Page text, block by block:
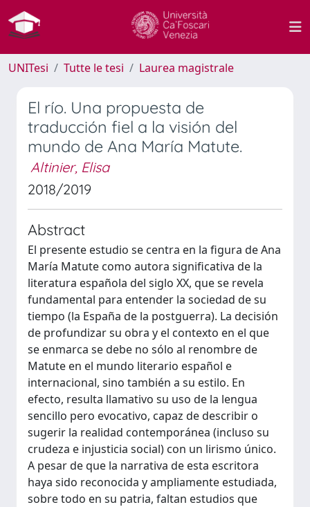
UNITesi Tutte le tesi Laurea magistrale
El río. Una propuesta de
traducción fiel a la visión del
mundo de Ana María Matute.
Altinier, Elisa
2018/2019
Abstract
El presente estudio se centra en la figura de Ana
María Matute como autora significativa de la
literatura española del siglo XX, que se revela
fundamental para entender la sociedad de su
tiempo (la España de la postguerra). La decisión
de profundizar su obra y el contexto en el que
se enmarca se debe no sólo al renombre de
Matute en el mundo literario español e
internacional, sino también a su estilo. En
efecto, resulta llamativo su uso de la lengua
sencillo pero evocativo, capaz de describir o
sugerir la realidad contemporánea (incluso su
crudeza e injusticia social) con un lirismo único.
A pesar de que la narrativa de esta escritora
haya sido reconocida y ampliamente estudiada,
sobre todo en su patria, faltan estudios que